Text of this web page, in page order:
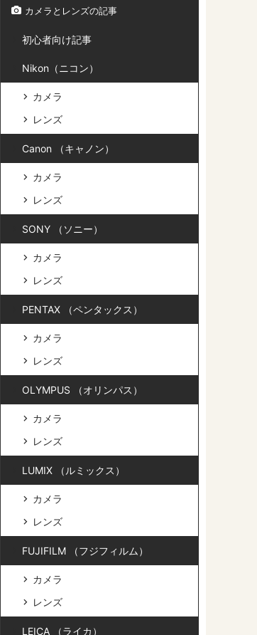
カメラとレンズの記事
初心者向け記事
Nikon（ニコン）
カメラ
レンズ
Canon （キャノン）
カメラ
レンズ
SONY （ソニー）
カメラ
レンズ
PENTAX （ペンタックス）
カメラ
レンズ
OLYMPUS （オリンパス）
カメラ
レンズ
LUMIX （ルミックス）
カメラ
レンズ
FUJIFILM （フジフィルム）
カメラ
レンズ
LEICA （ライカ）